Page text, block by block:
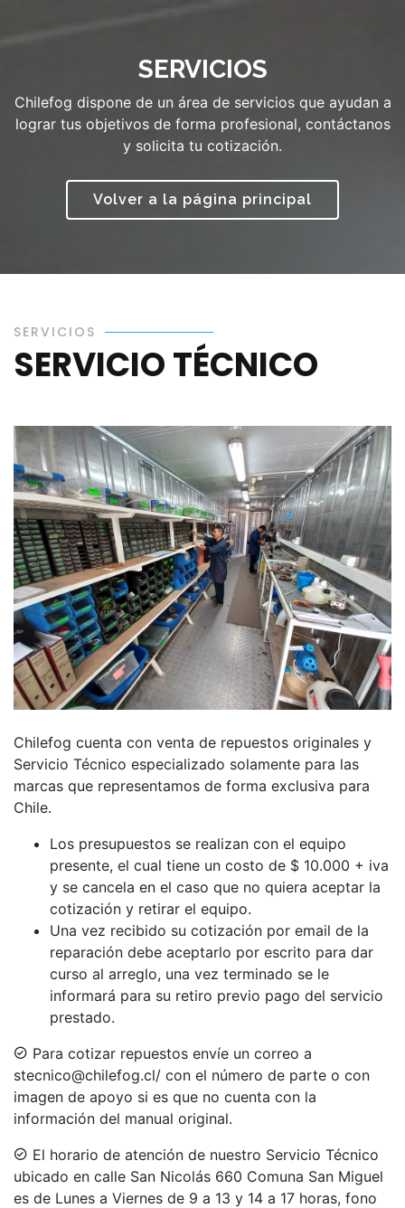
SERVICIOS
Chilefog dispone de un área de servicios que ayudan a
lograr tus objetivos de forma profesional, contáctanos
y solicita tu cotización.
Volver a la página principal
SERVICIOS
SERVICIO TÉCNICO
Chilefog cuenta con venta de repuestos originales y
Servicio Técnico especializado solamente para las
marcas que representamos de forma exclusiva para
Chile.
Los presupuestos se realizan con el equipo
presente, el cual tiene un costo de $ 10.000 + iva
y se cancela en el caso que no quiera aceptar la
cotización y retirar el equipo.
Una vez recibido su cotización por email de la
reparación debe aceptarlo por escrito para dar
curso al arreglo, una vez terminado se le
informará para su retiro previo pago del servicio
prestado.
Para cotizar repuestos envíe un correo a
stecnico@chilefog.cl/ con el número de parte o con
imagen de apoyo si es que no cuenta con la
información del manual original.
El horario de atención de nuestro Servicio Técnico
ubicado en calle San Nicolás 660 Comuna San Miguel
es de Lunes a Viernes de 9 a 13 y 14 a 17 horas, fono